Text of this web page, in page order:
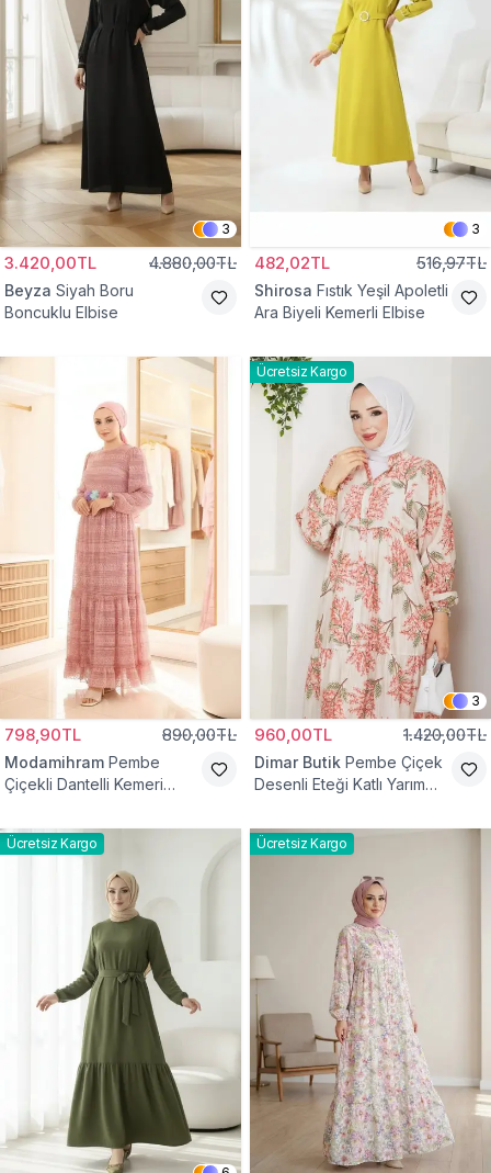
3
3.420,00TL 4.880,00TL
Beyza Siyah Boru
Boncuklu Elbise
3
482,02TL 516,97TL
Shirosa Fıstık Yeşil Apoletli
Ara Biyeli Kemerli Elbise
798,90TL 890,00TL
Modamihram Pembe
Çiçekli Dantelli Kemeri
Ücretsiz Kargo
3
960,00TL 1.420,00TL
Dimar Butik Pembe Çiçek
Desenli Eteği Katlı Yarım
Ücretsiz Kargo Ücretsiz Kargo